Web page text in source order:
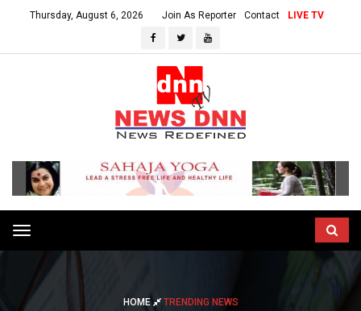
Thursday, August 6, 2026 Join As Reporter Contact LIVE TV
Toggle
navigation
HOME TRENDING NEWS